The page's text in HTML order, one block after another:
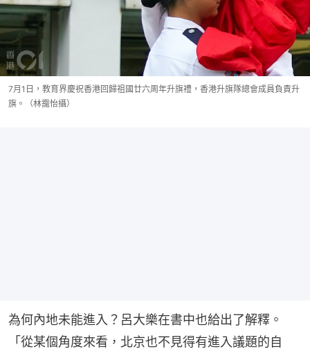
7月1日，教育界慶祝香港回歸祖國廿六周年升旗禮，香港升旗隊總會成員負責升
旗。（林靄怡攝）
為何內地未能進入？呂大樂在書中也給出了解釋。
「從某個角度來看，北京也不見得有進入議題的自